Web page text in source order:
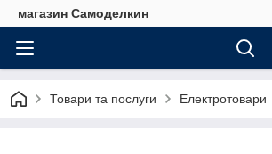
магазин Самоделкин
Товари та послуги Електротовари